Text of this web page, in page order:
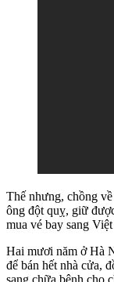
Thế nhưng, chồng
ông đột quỵ, giữ
mua vé bay sang
Hai mươi năm ở Hà
để bán hết nhà cửa,
sang chữa bệnh cho